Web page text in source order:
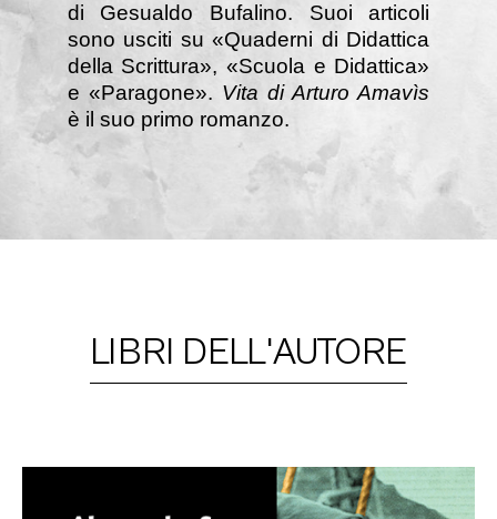
di Gesualdo Bufalino. Suoi articoli
sono usciti su «Quaderni di Didattica
della Scrittura», «Scuola e Didattica»
e «Paragone». Vita di Arturo Amavìs
è il suo primo romanzo.
LIBRI DELL'AUTORE